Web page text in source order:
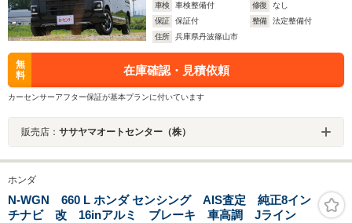
車検
車検整備付 修復
なし
保証
保証付 整備
法定整備付
住所
兵庫県丹波篠山市
無
料
在庫確認・見積依頼
カーセンサーアフター保証が基本プランに付いています
販売店： ササヤマオートセンター（株）
ホンダ
N-WGN 660 L ホンダ センシング AIS査定 純正8イン
チナビ 改 16inアルミ ブレーキ 車高調 Jライン